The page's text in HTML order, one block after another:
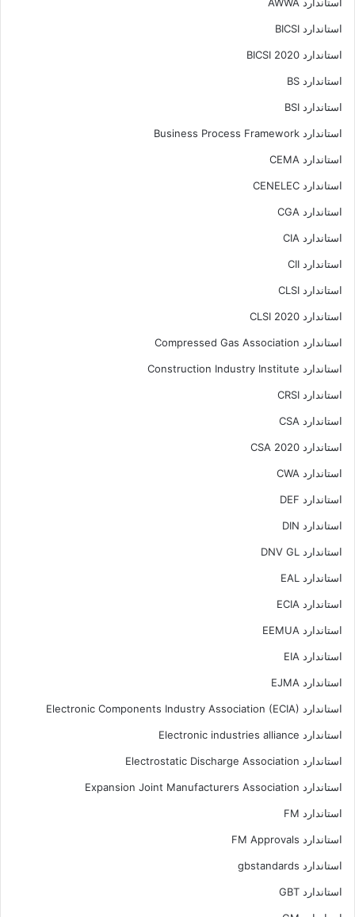
استاندارد BICSI
استاندارد BICSI 2020
استاندارد BS
استاندارد BSI
استاندارد Business Process Framework
استاندارد CEMA
استاندارد CENELEC
استاندارد CGA
استاندارد CIA
استاندارد CII
استاندارد CLSI
استاندارد CLSI 2020
استاندارد Compressed Gas Association
استاندارد Construction Industry Institute
استاندارد CRSI
استاندارد CSA
استاندارد CSA 2020
استاندارد CWA
استاندارد DEF
استاندارد DIN
استاندارد DNV GL
استاندارد EAL
استاندارد ECIA
استاندارد EEMUA
استاندارد EIA
استاندارد EJMA
استاندارد Electronic Components Industry Association (ECIA)
استاندارد Electronic industries alliance
استاندارد Electrostatic Discharge Association
استاندارد Expansion Joint Manufacturers Association
استاندارد FM
استاندارد FM Approvals
استاندارد gbstandards
استاندارد GBT